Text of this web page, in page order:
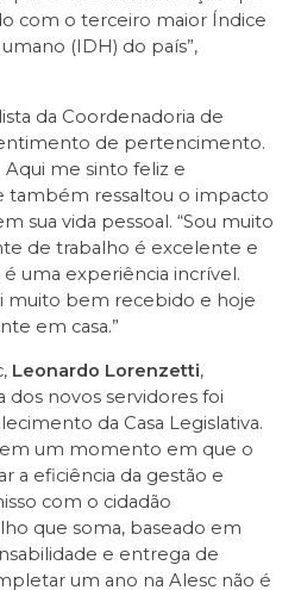
com o terceiro maior Índice
(IDH) do país”,
da Coordenadoria de
de pertencimento.
Aqui me sinto feliz e
também ressaltou o impacto
sua vida pessoal. “Sou muito
de trabalho é excelente e
uma experiência incrível.
muito bem recebido e hoje
em casa.”
Leonardo Lorenzetti,
novos servidores foi
da Casa Legislativa.
em um momento em que o
a eficiência da gestão e
com o cidadão
que soma, baseado em
e entrega de
um ano na Alesc não é